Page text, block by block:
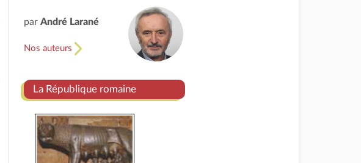
par André Larané
Nos auteurs
La République romaine